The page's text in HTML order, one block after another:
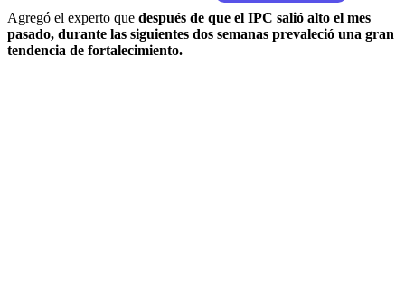
Agregó el experto que después de que el IPC salió alto el mes
pasado, durante las siguientes dos semanas prevaleció una gran
tendencia de fortalecimiento.